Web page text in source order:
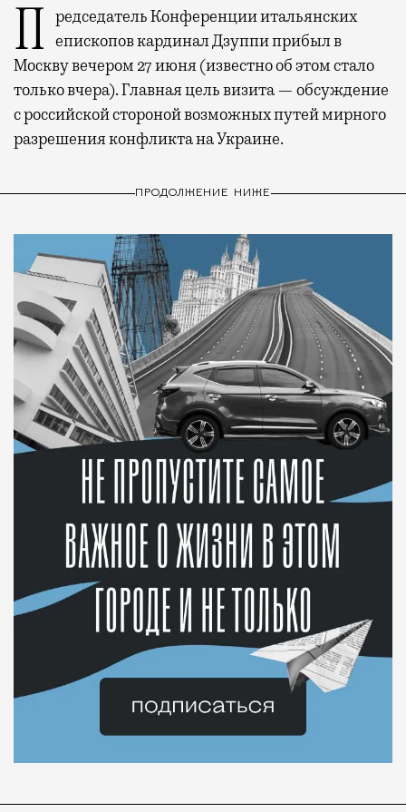
Председатель Конференции итальянских епископов кардинал Дзуппи прибыл в
Москву вечером 27 июня (известно об этом стало
только вчера). Главная цель визита — обсуждение
с российской стороной возможных путей мирного
разрешения конфликта на Украине.
ПРОДОЛЖЕНИЕ НИЖЕ